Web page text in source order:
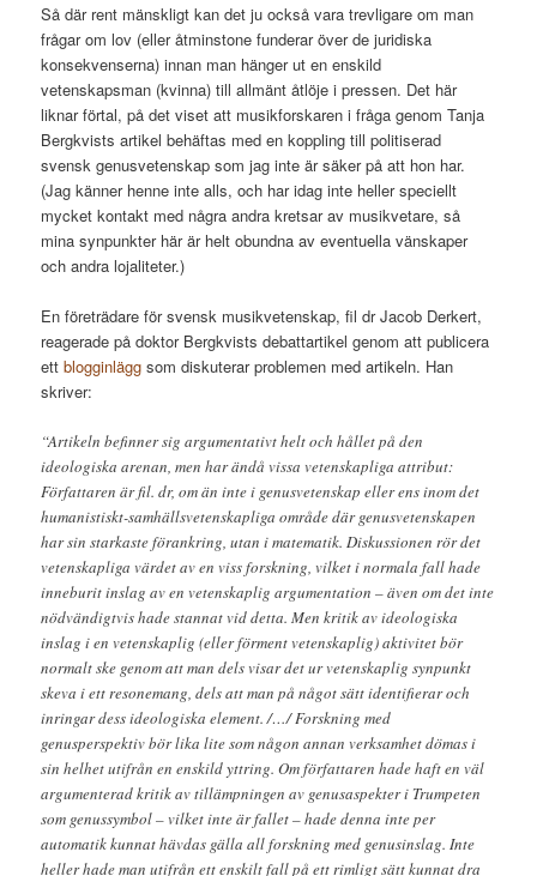
Så där rent mänskligt kan det ju också vara trevligare om man
frågar om lov (eller åtminstone funderar över de juridiska
konsekvenserna) innan man hänger ut en enskild
vetenskapsman (kvinna) till allmänt åtlöje i pressen. Det här
liknar förtal, på det viset att musikforskaren i fråga genom Tanja
Bergkvists artikel behäftas med en koppling till politiserad
svensk genusvetenskap som jag inte är säker på att hon har.
(Jag känner henne inte alls, och har idag inte heller speciellt
mycket kontakt med några andra kretsar av musikvetare, så
mina synpunkter här är helt obundna av eventuella vänskaper
och andra lojaliteter.)
En företrädare för svensk musikvetenskap, fil dr Jacob Derkert,
reagerade på doktor Bergkvists debattartikel genom att publicera
ettblogginlägg som diskuterar problemen med artikeln. Han
skriver:
“Artikeln befinner sig argumentativt helt och hållet på den
ideologiska arenan, men har ändå vissa vetenskapliga attribut:
Författaren är fil. dr, om än inte i genusvetenskap eller ens inom det
humanistiskt-samhällsvetenskapliga område där genusvetenskapen
har sin starkaste förankring, utan i matematik. Diskussionen rör det
vetenskapliga värdet av en viss forskning, vilket i normala fall hade
inneburit inslag av en vetenskaplig argumentation – även om det inte
nödvändigtvis hade stannat vid detta. Men kritik av ideologiska
inslag i en vetenskaplig (eller förment vetenskaplig) aktivitet bör
normalt ske genom att man dels visar det ur vetenskaplig synpunkt
skeva i ett resonemang, dels att man på något sätt identifierar och
inringar dess ideologiska element. /…/ Forskning med
genusperspektiv bör lika lite som någon annan verksamhet dömas i
sin helhet utifrån en enskild yttring. Om författaren hade haft en väl
argumenterad kritik av tillämpningen av genusaspekter i Trumpeten
som genussymbol – vilket inte är fallet – hade denna inte per
automatik kunnat hävdas gälla all forskning med genusinslag. Inte
heller hade man utifrån ett enskilt fall på ett rimligt sätt kunnat dra